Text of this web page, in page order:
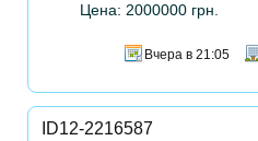
Цена: 2000000 грн.
Вчера в 21:05
ID12-2216587